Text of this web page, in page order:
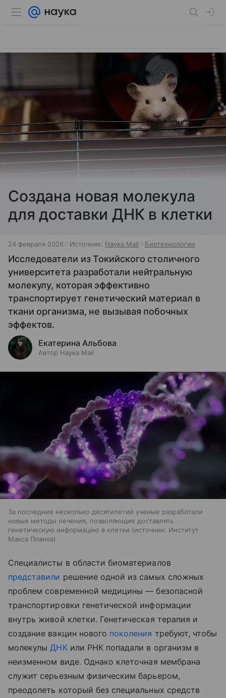
Создана новая молекула
для доставки ДНК в клетки
24 февраля 2026 Источник: Наука Mail Биотехнологии
Исследователи из Токийского столичного
университета разработали нейтральную
молекулу, которая эффективно
транспортирует генетический материал в
ткани организма, не вызывая побочных
эффектов.
Екатерина Альбова
Автор Наука Mail
За последние несколько десятилетий ученые разработали
новые методы лечения, позволяющие доставлять
генетическую информацию в клетки
источник: Институт
Макса Планка
Специалисты в области биоматериалов
представили решение одной из самых сложных
проблем современной медицины — безопасной
транспортировки генетической информации
внутрь живой клетки. Генетическая терапия и
создание вакцин нового поколения требуют, чтобы
молекулыДНКили РНК попадали в организм в
неизменном виде. Однако клеточная мембрана
служит серьезным физическим барьером,
преодолеть который без специальных средств